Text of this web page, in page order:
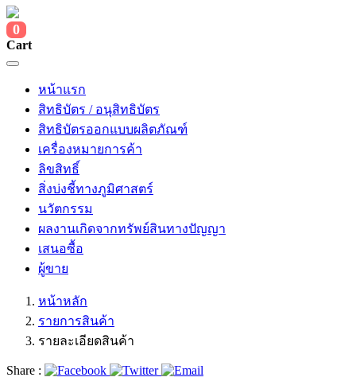
0
Cart
หน้าแรก
สิทธิบัตร / อนุสิทธิบัตร
สิทธิบัตรออกแบบผลิตภัณฑ์
เครื่องหมายการค้า
ลิขสิทธิ์
สิ่งบ่งชี้ทางภูมิศาสตร์
นวัตกรรม
ผลงานเกิดจากทรัพย์สินทางปัญญา
เสนอซื้อ
ผู้ขาย
หน้าหลัก
รายการสินค้า
รายละเอียดสินค้า
Share :